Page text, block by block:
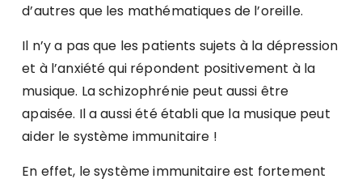
d’autres que les mathématiques de l’oreille.
Il n’y a pas que les patients sujets à la dépression
et à l’anxiété qui répondent positivement à la
musique. La schizophrénie peut aussi être
apaisée. Il a aussi été établi que la musique peut
aider le système immunitaire !
En effet, le système immunitaire est fortement